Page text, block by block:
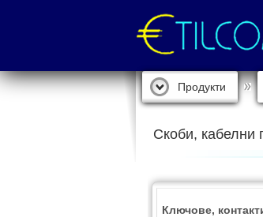
Продукти
Скоби, кабелни
Ключове,